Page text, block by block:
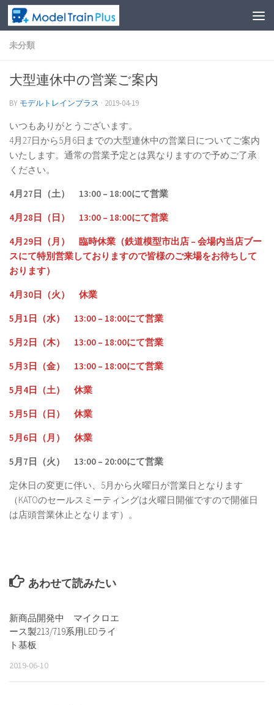
未分類
大型連休中の営業ご案内
BY モデルトレインプラス · 2019-04-19
いつもありがとうございます。
4月27日から5月6日までの大型連休中の営業日についてご案内
いたします。通常の営業予定とは異なりますので予めご了承
ください。
4月27日（土） 13:00 – 18:00にて営業
4月28日（日） 13:00 – 18:00にて営業
4月29日（月） 臨時休業（鉄道模型市出店 – 会場内当店ブー
スにて特別営業しておりますので皆様のご来場をお待ちして
おります）
4月30日（火） 休業
5月1日（水） 13:00 – 18:00にて営業
5月2日（木） 13:00 – 18:00にて営業
5月3日（金） 13:00 – 18:00にて営業
5月4日（土） 休業
5月5日（日） 休業
5月6日（月） 休業
5月7日（火） 13:00 – 20:00にて営業
定休日の変更に伴い、5月から火曜日が営業日となります
（KATOのセールスミーティングは火曜日開催ですので開催日
は店頭営業休止となります）。
あわせて読みたい
新商品開発中 マイクロエ
ース製213/719系用LEDライ
ト基板
2019-06-10